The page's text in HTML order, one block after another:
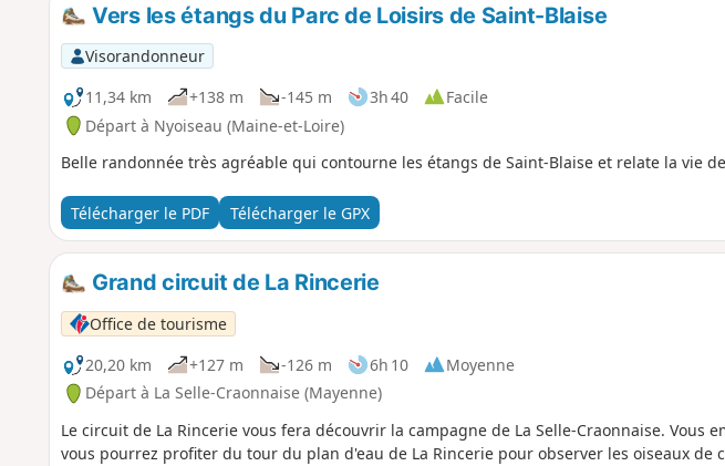
Vers les étangs du Parc de Loisirs de Saint-Blaise
Visorandonneur
11,34 km
+138 m -145 m 3h 40
Facile
Départ à Nyoiseau (Maine-et-Loire)
Belle randonnée très agréable qui contourne les étangs de Saint-Blaise et relate la vie
Télécharger le PDF Télécharger le GPX
Grand circuit de La Rincerie
Office de tourisme
20,20 km
+127 m -126 m 6h 10
Moyenne
Départ à La Selle-Craonnaise (Mayenne)
Le circuit de La Rincerie vous fera découvrir la campagne de La Selle-Craonnaise. Vous
vous pourrez profiter du tour du plan d'eau de La Rincerie pour observer les oiseaux de